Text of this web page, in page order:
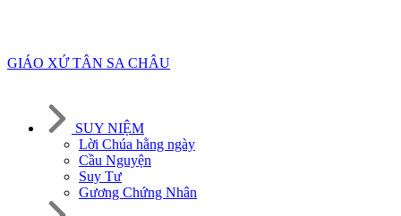
GIÁO XỨ TÂN SA CHÂU
SUY NIỆM
Lời Chúa hằng ngày
Cầu Nguyện
Suy Tư
Gương Chứng Nhân